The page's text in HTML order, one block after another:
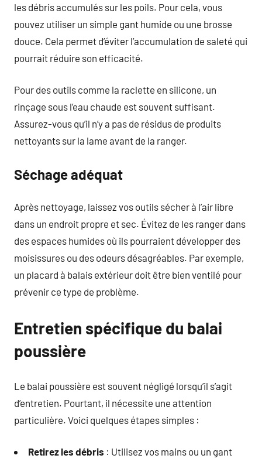
les débris accumulés sur les poils. Pour cela, vous
pouvez utiliser un simple gant humide ou une brosse
douce. Cela permet d’éviter l’accumulation de saleté qui
pourrait réduire son efficacité.
Pour des outils comme la raclette en silicone, un
rinçage sous l’eau chaude est souvent suffisant.
Assurez-vous qu’il n’y a pas de résidus de produits
nettoyants sur la lame avant de la ranger.
Séchage adéquat
Après nettoyage, laissez vos outils sécher à l’air libre
dans un endroit propre et sec. Évitez de les ranger dans
des espaces humides où ils pourraient développer des
moisissures ou des odeurs désagréables. Par exemple,
un placard à balais extérieur doit être bien ventilé pour
prévenir ce type de problème.
Entretien spécifique du balai
poussière
Le balai poussière est souvent négligé lorsqu’il s’agit
d’entretien. Pourtant, il nécessite une attention
particulière. Voici quelques étapes simples :
Retirez les débris : Utilisez vos mains ou un gant